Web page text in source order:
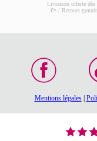
Livraison offerte dès
€* / Retours
Mentions légales|